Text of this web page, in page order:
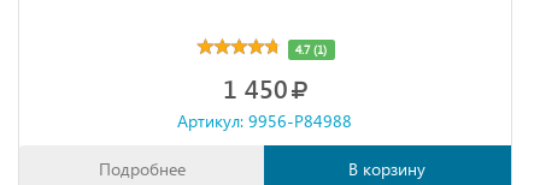
4.7 (1)
1 450
Артикул: 9956-P84988
Подробнее В корзину